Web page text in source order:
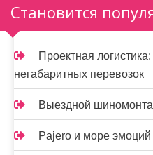
а
п
и
с
я
м
Становится
Проектная
негабаритных перевозок
Выездной
Pajero и море эмоций